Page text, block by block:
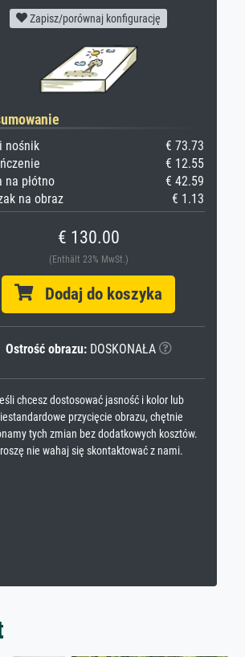
Zapisz/porównaj konfigurację
nośnik
€ 73.73
€ 12.55
na płótno
€ 42.59
na obraz
€ 1.13
€ 130.00
(Enthält 23% MwSt.)
Dodaj do koszyka
Ostrość obrazu:DOSKONAŁA
chcesz dostosować jasność i kolor lub
przycięcie obrazu, chętnie
tych zmian bez dodatkowych kosztów.
nie wahaj się skontaktować z nami.